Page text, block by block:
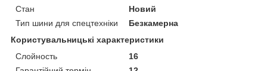
Стан
Новий
Тип шини для спецтехніки
Безкамерна
Користувальницькі характеристики
Слойность
16